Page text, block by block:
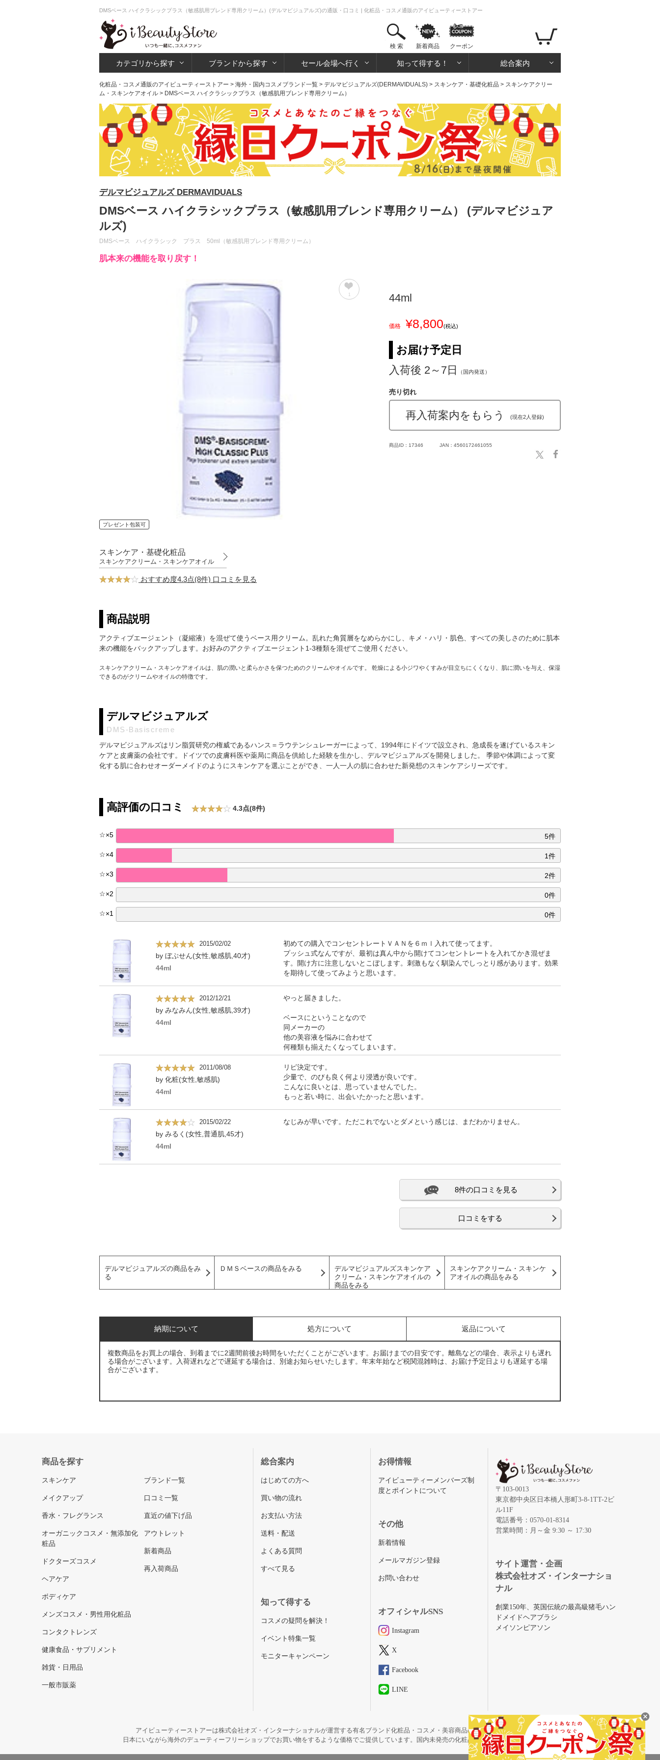
DMSベース ハイクラシックプラス（敏感肌用ブレンド専用クリーム）(デルマビジュアルズ)の通販・口コミ | 化粧品・コスメ通販のアイビューティーストアー
検 索 新着商品 クーポン
カテゴリから探す ブランドから探す セール会場へ行く 知って得する！ 総合案内
化粧品・コスメ通販のアイビューティーストアー > 海外・国内コスメブランド一覧 > デルマビジュアルズ(DERMAVIDUALS) > スキンケア・基礎化粧品 > スキンケアクリー
ム・スキンケアオイル > DMSベース ハイクラシックプラス（敏感肌用ブレンド専用クリーム）
デルマビジュアルズ DERMAVIDUALS
DMSベース ハイクラシックプラス（敏感肌用ブレンド専用クリーム） (デルマビジュア
ルズ)
DMSベース ハイクラシック プラス 50ml（敏感肌用ブレンド専用クリーム）
肌本来の機能を取り戻す！
プレゼント包装可
スキンケア・基礎化粧品
スキンケアクリーム・スキンケアオイル
おすすめ度4.3点(8件) 口コミを見る
44ml
価格 ¥8,800(税込)
お届け予定日
入荷後 2～7日
（国内発送）
売り切れ
再入荷案内をもらう (現在2人登録)
商品ID：17346 JAN：4560172461055
商品説明
アクティブエージェント（凝縮液）を混ぜて使うベース用クリーム。乱れた角質層をなめらかにし、キメ・ハリ・肌色、すべての美しさのために肌本
来の機能をバックアップします。お好みのアクティブエージェント1-3種類を混ぜてご使用ください。
スキンケアクリーム・スキンケアオイルは、肌の潤いと柔らかさを保つためのクリームやオイルです。 乾燥による小ジワやくすみが目立ちにくくなり、肌に潤いを与え、保湿
できるのがクリームやオイルの特徴です。
デルマビジュアルズ
DMS-Basiscreme
デルマビジュアルズはリン脂質研究の権威であるハンス＝ラウテンシュレーガーによって、1994年にドイツで設立され、急成長を遂げているスキン
ケアと皮膚薬の会社です。ドイツでの皮膚科医や薬局に商品を供給した経験を生かし、デルマビジュアルズを開発しました。 季節や体調によって変
化する肌に合わせオーダーメイドのようにスキンケアを選ぶことができ、一人一人の肌に合わせた新発想のスキンケアシリーズです。
高評価の口コミ 4.3点(8件)
☆×5 5件
☆×4 1件
☆×3 2件
☆×2 0件
☆×1 0件
2015/02/02
by ぼぶせん(女性,敏感肌,40才)
44ml
初めての購入でコンセントレートＶＡＮを６ｍｌ入れて使ってます。
プッシュ式なんですが、最初は真ん中から開けてコンセントレートを入れてかき混ぜま
す。開け方に注意しないとこぼします。刺激もなく馴染んでしっとり感があります。効果
を期待して使ってみようと思います。
2012/12/21
by みなみん(女性,敏感肌,39才)
44ml
やっと届きました。
ベースにということなので
同メーカーの
他の美容液を悩みに合わせて
何種類も揃えたくなってしまいます。
2011/08/08
by 化粧(女性,敏感肌)
44ml
リピ決定です。
少量で、のびも良く何より浸透が良いです。
こんなに良いとは、思っていませんでした。
もっと若い時に、出会いたかったと思います。
2015/02/22
by みるく(女性,普通肌,45才)
44ml
なじみが早いです。ただこれでないとダメという感じは、まだわかりません。
8件の口コミを見る
口コミをする
デルマビジュアルズの商品をみ
る
ＤＭＳベースの商品をみる
デルマビジュアルズスキンケア
クリーム・スキンケアオイルの
商品をみる
スキンケアクリーム・スキンケ
アオイルの商品をみる
納期について 処方について 返品について
複数商品をお買上の場合、到着までに2週間前後お時間をいただくことがございます。お届けまでの目安です。離島などの場合、表示よりも遅れ
る場合がございます。入荷遅れなどで遅延する場合は、別途お知らせいたします。年末年始など税関混雑時は、お届け予定日よりも遅延する場
合がございます。
商品を探す
スキンケア
メイクアップ
香水・フレグランス
オーガニックコスメ・無添加化
粧品
ドクターズコスメ
ヘアケア
ボディケア
メンズコスメ・男性用化粧品
コンタクトレンズ
健康食品・サプリメント
雑貨・日用品
一般市販薬
ブランド一覧
口コミ一覧
直近の値下げ品
アウトレット
新着商品
再入荷商品
総合案内
はじめての方へ
買い物の流れ
お支払い方法
送料・配送
よくある質問
すべて見る
知って得する
コスメの疑問を解決！
イベント特集一覧
モニターキャンペーン
お得情報
アイビューティーメンバーズ制
度とポイントについて
その他
新着情報
メールマガジン登録
お問い合わせ
オフィシャルSNS
Instagram
X
Facebook
LINE
〒103-0013
東京都中央区日本橋人形町3-8-1TT-2ビ
ル11F
電話番号：0570-01-8314
営業時間：月～金 9:30 ～ 17:30
サイト運営・企画
株式会社オズ・インターナショ
ナル
創業150年、英国伝統の最高級猪毛ハン
ドメイドヘアブラシ
メイソンピアソン
アイビューティーストアーは株式会社オズ・インターナショナルが運営する有名ブランド化粧品・コスメ・美容商品の通販サイトです。
日本にいながら海外のデューティーフリーショップでお買い物をするような価格でご提供しています。国内未発売の化粧品も取り揃えています。